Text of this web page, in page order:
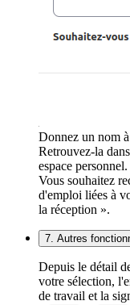
Donnez un nom
Retrouvez-la
espace personnel.
Vous souhaitez
d'emploi liées à
la réception ».
7. Autres
Depuis le détail
votre sélection,
de travail et la